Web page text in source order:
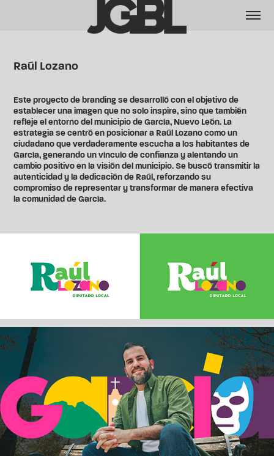
Raúl Lozano
Este proyecto de branding se desarrolló con el objetivo de
establecer una imagen que no solo inspire, sino que también
refleje el entorno del municipio de García, Nuevo León. La
estrategia se centró en posicionar a Raúl Lozano como un
ciudadano que verdaderamente escucha a los habitantes de
García, generando un vínculo de confianza y alentando un
cambio positivo en la visión del municipio. Se buscó transmitir la
autenticidad y la dedicación de Raúl, reforzando su
compromiso de representar y transformar de manera efectiva
la comunidad de García.